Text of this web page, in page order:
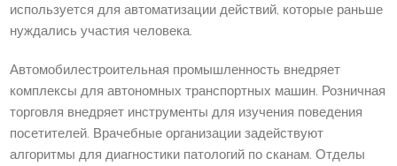
используется для автоматизации действий, которые раньше
нуждались участия человека.
Автомобилестроительная промышленность внедряет
комплексы для автономных транспортных машин. Розничная
торговля внедряет инструменты для изучения поведения
посетителей. Врачебные организации задействуют
алгоритмы для диагностики патологий по сканам. Отделы